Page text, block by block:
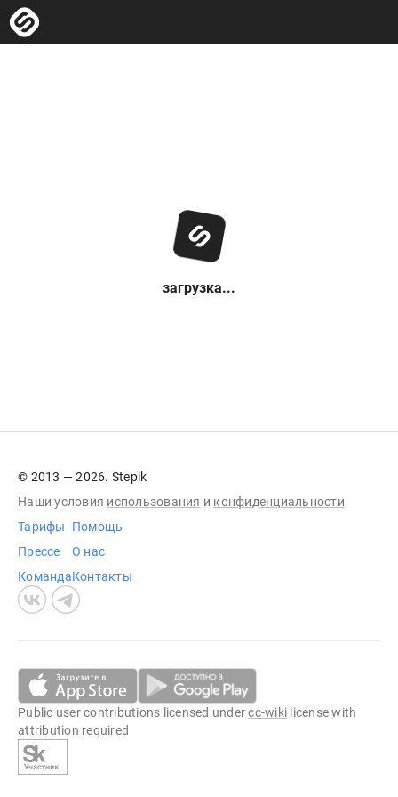
загрузка...
© 2013 — 2026. Stepik
Наши условия использования и конфиденциальности
Тарифы
Прессе
Команда
Помощь
О нас
Контакты
Public user contributions licensed undercc-wiki license with
attribution required